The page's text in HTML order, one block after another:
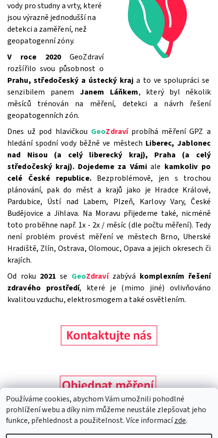
vody pro studny a vrty, které
jsou výrazně jednodušší na
detekci a zaměření, než
geopatogenní zóny.
V roce 2020GeoZdraví
rozšířilo svou působnost o
Prahu, středočeský a ústecký kraj a to ve spolupráci se
senzibilem panem Janem Láňkem, který byl několik
měsíců trénován na měření, detekci a návrh řešení
geopatogenních zón.
Dnes už pod hlavičkou GeoZdravíprobíhá měření GPZ a
hledání spodní vody běžně ve městech Liberec, Jablonec
nad Nisou (a celý liberecký kraj), Praha (a celý
středočeský kraj).Dojedeme za Vámi ale kamkoliv po
celé České republice.Bezproblémově, jen s trochou
plánování, pak do měst a krajů jako je Hradce Králové,
Pardubice, Ústí nad Labem, Plzeň, Karlovy Vary, České
Budějovice a Jihlava. Na Moravu přijedeme také, nicméně
toto proběhne např. 1x - 2x / měsíc (dle počtu měření). Tedy
není problém provést měření ve městech Brno, Uherské
Hradiště, Zlín, Ostrava, Olomouc, Opava a jejich okresech či
krajích.
Od roku 2021 se GeoZdraví zabývá komplexním řešení
zdravého prostředí, které je (mimo jiné) ovlivňováno
kvalitou vzduchu, elektrosmogem a také osvětlením.
Používáme cookies, abychom Vám umožnili pohodlné
prohlížení webu a díky nim můžeme neustále zlepšovat jeho
funkce, přehlednost a použitelnost. Více informacízde.